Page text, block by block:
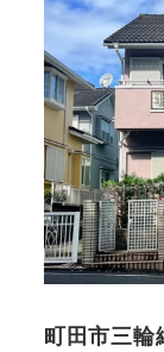
町田市三輪